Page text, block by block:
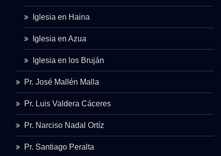
Iglesia en Haina
Iglesia en Azua
Iglesia en los Bruján
Pr. José Mallén Malla
Pr. Luis Valdera Cáceres
Pr. Narciso Nadal Ortíz
Pr. Santiago Peralta